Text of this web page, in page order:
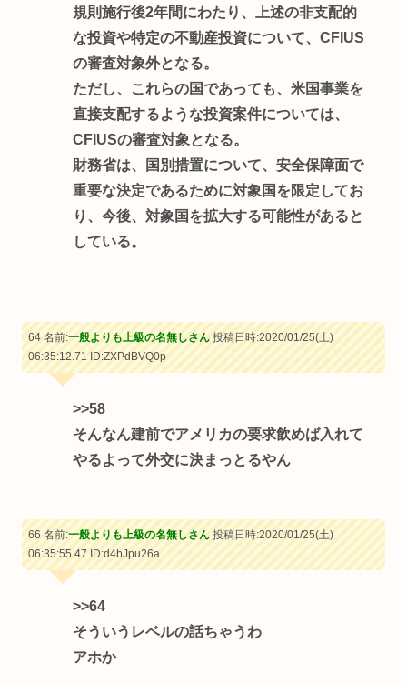
規則施行後2年間にわたり、上述の非支配的
な投資や特定の不動産投資について、CFIUS
の審査対象外となる。
ただし、これらの国であっても、米国事業を
直接支配するような投資案件については、
CFIUSの審査対象となる。
財務省は、国別措置について、安全保障面で
重要な決定であるために対象国を限定してお
り、今後、対象国を拡大する可能性があると
している。
64 名前:一般よりも上級の名無しさん投稿日時:2020/01/25(土)
06:35:12.71ID:ZXPdBVQ0p
>>58
そんなん建前でアメリカの要求飲めば入れて
やるよって外交に決まっとるやん
66 名前:一般よりも上級の名無しさん投稿日時:2020/01/25(土)
06:35:55.47ID:d4bJpu26a
>>64
そういうレベルの話ちゃうわ
アホか